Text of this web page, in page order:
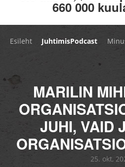
660 000
Esileht JuhtimisPodcast
MARILIN
JUHI, VAID
25. okt,